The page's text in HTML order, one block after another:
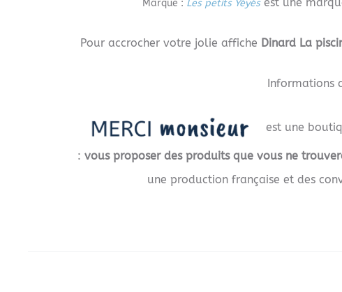
Marque : Les petits Yéyés
Pour accrocher votre jolie affiche Dinard La
Informations
est une
: vous proposer des produits que vous ne
une production française et des